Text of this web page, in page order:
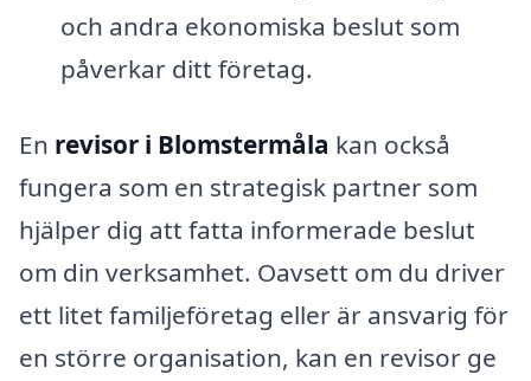
och andra ekonomiska beslut som
påverkar ditt företag.
En revisor i Blomstermåla kan också
fungera som en strategisk partner som
hjälper dig att fatta informerade beslut
om din verksamhet. Oavsett om du driver
ett litet familjeföretag eller är ansvarig för
en större organisation, kan en revisor ge